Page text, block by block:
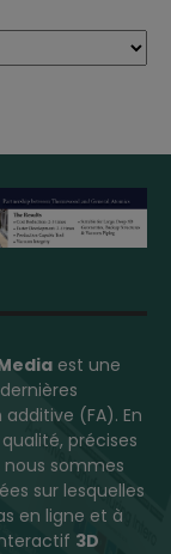
est une
(FA). En
précises
sommes
sur lesquelles
en ligne et à
3D